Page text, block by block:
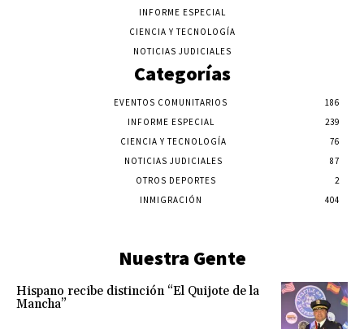
INFORME ESPECIAL
CIENCIA Y TECNOLOGÍA
NOTICIAS JUDICIALES
Categorías
EVENTOS COMUNITARIOS
186
INFORME ESPECIAL
239
CIENCIA Y TECNOLOGÍA
76
NOTICIAS JUDICIALES
87
OTROS DEPORTES
2
INMIGRACIÓN
404
Nuestra Gente
Hispano recibe distinción “El Quijote de la
Mancha”